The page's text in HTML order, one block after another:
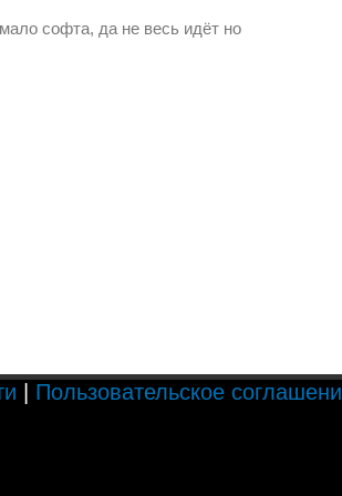
софта, да не весь идёт но
| Пользовательское